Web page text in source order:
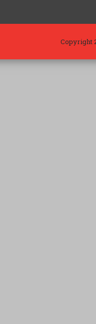
Copyright